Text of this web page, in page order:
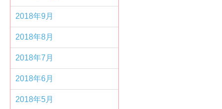
2018年9月
2018年8月
2018年7月
2018年6月
2018年5月